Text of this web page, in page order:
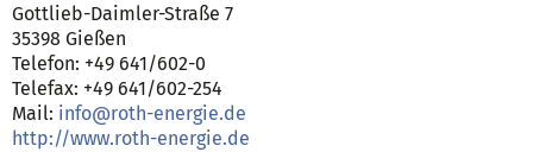
Gottlieb-Daimler-Straße 7
35398 Gießen
Telefon: +49 641/602-0
Telefax: +49 641/602-254
Mail: info@roth-energie.de
http://www.roth-energie.de